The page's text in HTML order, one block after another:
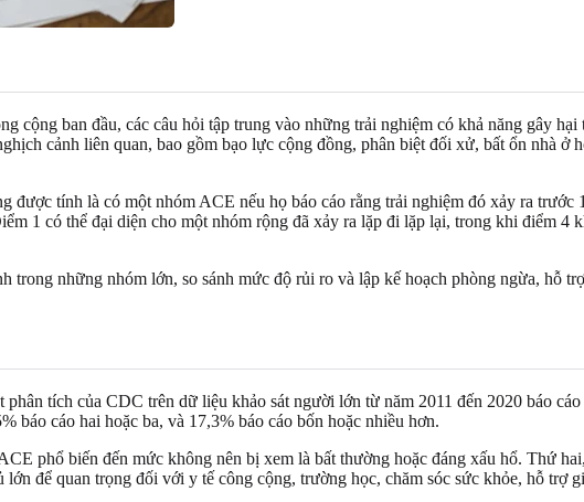
cộng ban đầu, các câu hỏi tập trung vào những trải nghiệm có khả năng gây
cảnh liên quan, bao gồm bạo lực cộng đồng, phân biệt đối xử, bất ổn nhà ở
được tính là có một nhóm ACE nếu họ báo cáo rằng trải nghiệm đó xảy ra
1 có thể đại diện cho một nhóm rộng đã xảy ra lặp đi lặp lại, trong khi điểm 4
trong những nhóm lớn, so sánh mức độ rủi ro và lập kế hoạch phòng ngừa, hỗ
tích của CDC trên dữ liệu khảo sát người lớn từ năm 2011 đến 2020 báo
báo cáo hai hoặc ba, và 17,3% báo cáo bốn hoặc nhiều hơn.
phổ biến đến mức không nên bị xem là bất thường hoặc đáng xấu hổ. Thứ
để quan trọng đối với y tế công cộng, trường học, chăm sóc sức khỏe, hỗ trợ